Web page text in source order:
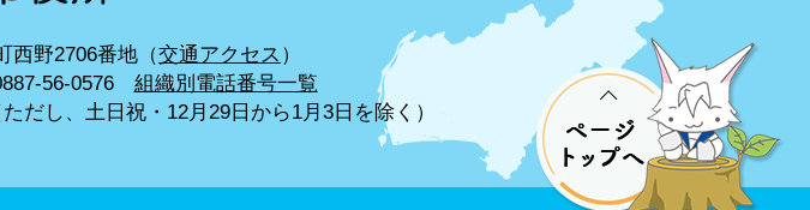
西野2706番地（交通アクセス ）
56-0576
組織別電話番号一覧
だし、土日祝・12月29日から1月3日を除く）